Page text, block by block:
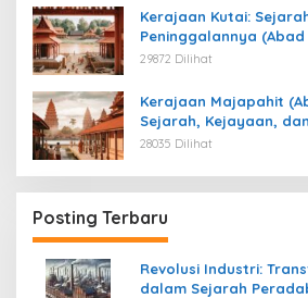
Kerajaan Kutai:
Peninggalannya (Abad
29872 Dilihat
Kerajaan Majapahit
Sejarah, Kejayaan,
28035 Dilihat
Posting Terbaru
Revolusi Industri:
dalam Sejarah